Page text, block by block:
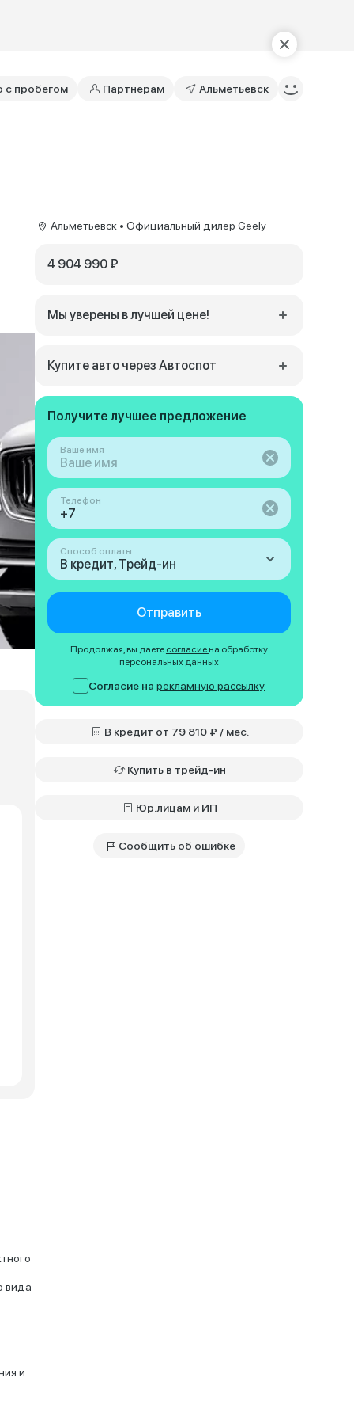
с пробегом Партнерам Альметьевск
вида
и
Альметьевск • Официальный дилер Geely
4 904 990 ₽
Мы уверены в лучшей цене!
Купите авто через Автоспот
Получите лучшее предложение
Ваше имя
Телефон
Способ оплаты
В кредит, Трейд-ин
Отправить
Продолжая, вы даете согласие на обработку
персональных данных
Согласие нарекламную рассылку
В кредит от 79 810 ₽ / мес.
Купить в трейд-ин
Юр.лицам и ИП
Сообщить об ошибке